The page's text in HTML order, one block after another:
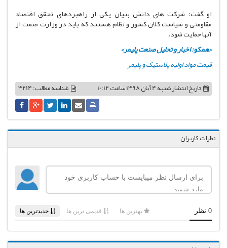
او گفت: شرکت های دانش بنیان یکی از راهبردهای تحقق اقتصاد
مقاومتی و سیاست کلان کشور و نظام هستند که باید در وزارت صمت از
آنها حمایت شود.
<همکو: اخبار و تحلیل صنعت پلیمر>
قیمت مواد اولیه پلاستیک و پلیمر
شناسه مطالب: 3214 تاریخ انتشارشنبه 4 آبان 1398 ساعت 10:12
نظرات کاربران